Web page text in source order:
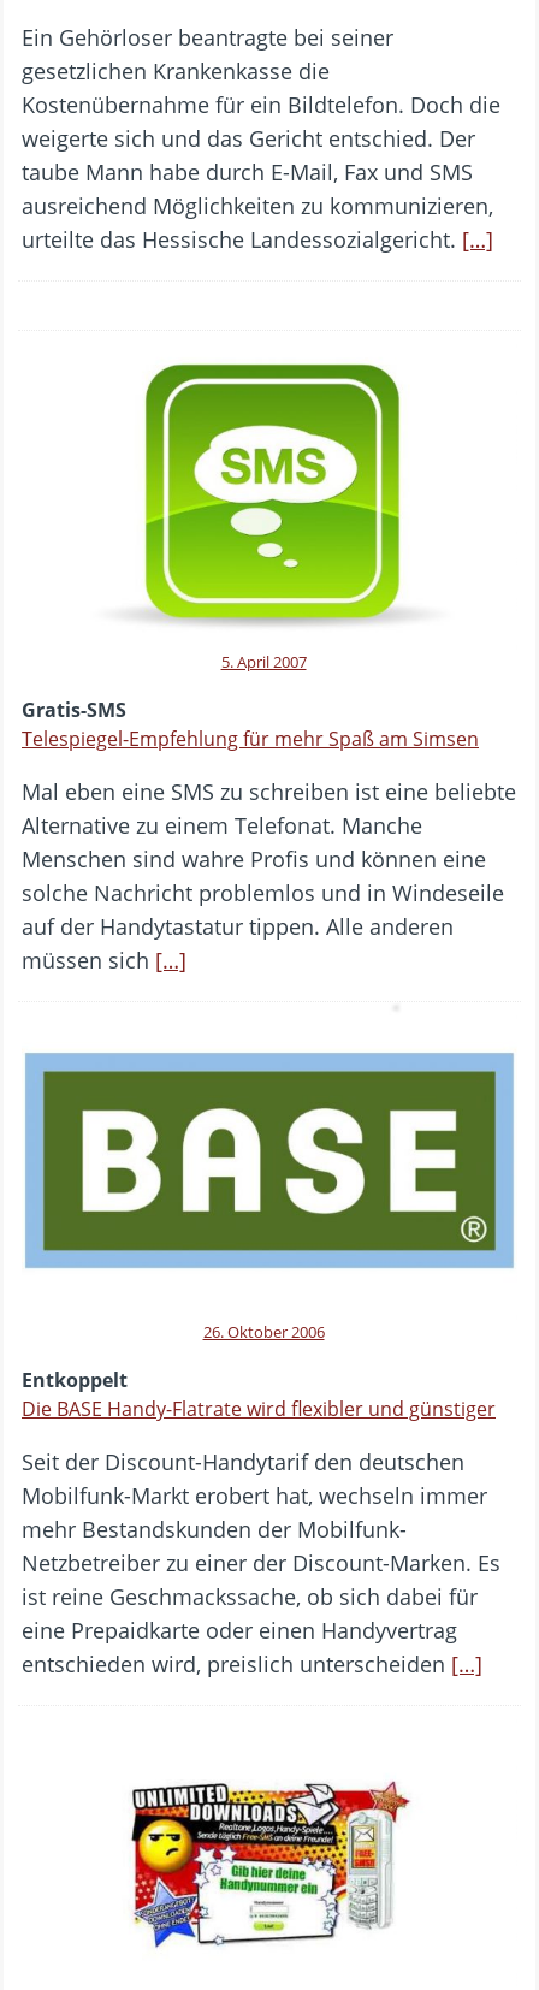
Ein Gehörloser beantragte bei seiner
gesetzlichen Krankenkasse die
Kostenübernahme für ein Bildtelefon. Doch die
weigerte sich und das Gericht entschied. Der
taube Mann habe durch E-Mail, Fax und SMS
ausreichend Möglichkeiten zu kommunizieren,
urteilte das Hessische Landessozialgericht. […]
5. April 2007
Gratis-SMS
Telespiegel-Empfehlung für mehr Spaß am Simsen
Mal eben eine SMS zu schreiben ist eine beliebte
Alternative zu einem Telefonat. Manche
Menschen sind wahre Profis und können eine
solche Nachricht problemlos und in Windeseile
auf der Handytastatur tippen. Alle anderen
müssen sich […]
26. Oktober 2006
Entkoppelt
Die BASE Handy-Flatrate wird flexibler und günstiger
Seit der Discount-Handytarif den deutschen
Mobilfunk-Markt erobert hat, wechseln immer
mehr Bestandskunden der Mobilfunk-
Netzbetreiber zu einer der Discount-Marken. Es
ist reine Geschmackssache, ob sich dabei für
eine Prepaidkarte oder einen Handyvertrag
entschieden wird, preislich unterscheiden […]